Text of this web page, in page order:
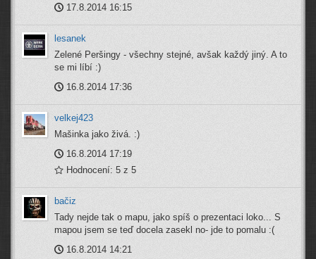
17.8.2014 16:15
lesanek
Zelené Peršingy - všechny stejné, avšak každý jiný. A to
se mi líbí :)
16.8.2014 17:36
velkej423
Mašinka jako živá. :)
16.8.2014 17:19
Hodnocení: 5 z 5
bačiz
Tady nejde tak o mapu, jako spíš o prezentaci loko... S
mapou jsem se teď docela zasekl no- jde to pomalu :(
16.8.2014 14:21